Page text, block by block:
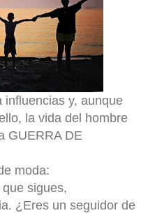
influencias y, aunque
la vida del hombre
GUERRA DE
moda:
sigues,
¿Eres un seguidor de
COMPRAR